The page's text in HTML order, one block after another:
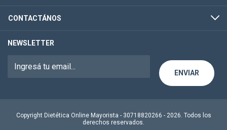
CONTACTÁNOS
NEWSLETTER
Copyright Dietética Online Mayorista - 30718820266 - 2026. Todos los
derechos reservados.